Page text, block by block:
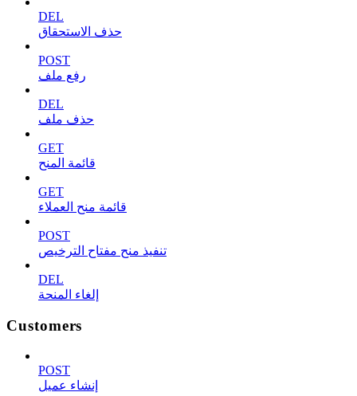
DEL
حذف الاستحقاق
POST
رفع ملف
DEL
حذف ملف
GET
قائمة المنح
GET
قائمة منح العملاء
POST
تنفيذ منح مفتاح الترخيص
DEL
إلغاء المنحة
Customers
POST
إنشاء عميل